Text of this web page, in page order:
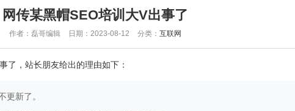
网传某黑帽SEO培训大V出事了
作者：磊哥编辑 日期：2023-08-12 分类：互联网
了，站长朋友给出的理由如下：
更新了。